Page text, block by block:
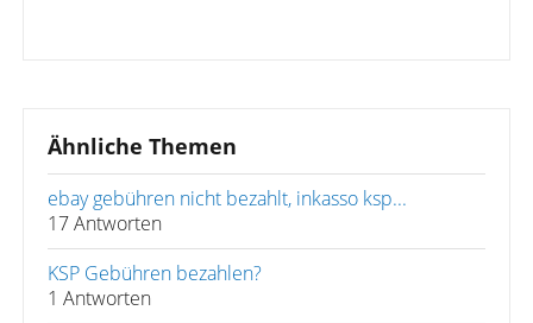
Ähnliche Themen
ebay gebühren nicht bezahlt, inkasso ksp...
17 Antworten
KSP Gebühren bezahlen?
1 Antworten